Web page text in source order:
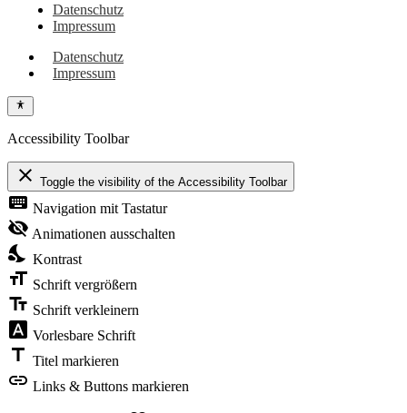
Datenschutz
Impressum
Datenschutz
Impressum
Accessibility Toolbar
close Toggle the visibility of the Accessibility Toolbar
keyboard Navigation mit Tastatur
visibility_off Animationen ausschalten
nights_stay Kontrast
format_size Schrift vergrößern
text_fields Schrift verkleinern
font_download Vorlesbare Schrift
title Titel markieren
link Links & Buttons markieren